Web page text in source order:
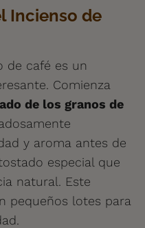
Incienso de
de café es un
Comienza
de los granos de
y aroma antes de
especial que
natural. Este
pequeños lotes para